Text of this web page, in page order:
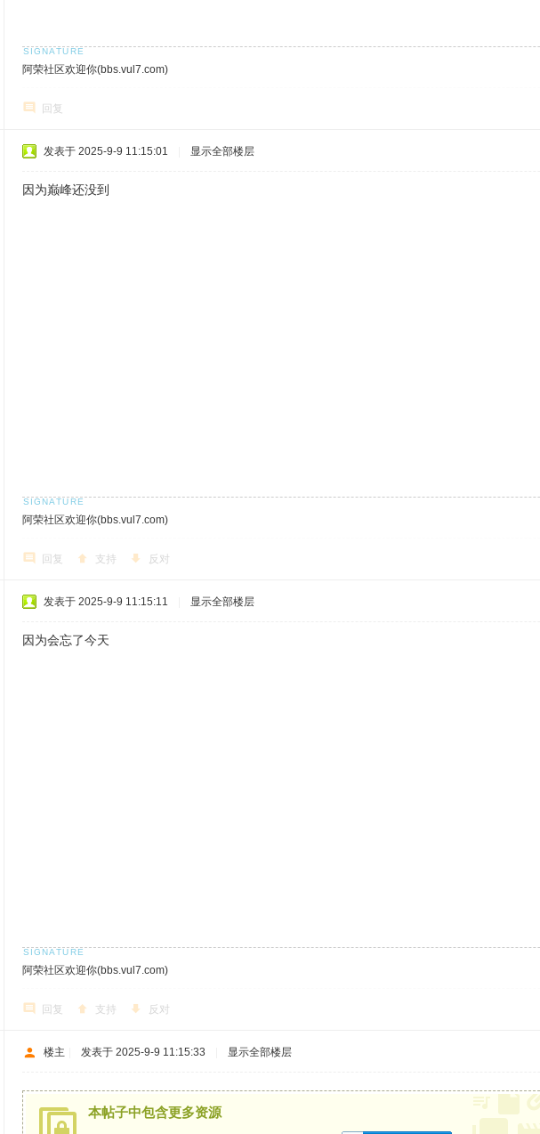
阿荣社区欢迎你(bbs.vul7.com)
回复
发表于 2025-9-9 11:15:01 显示全部楼层
因为巅峰还没到
阿荣社区欢迎你(bbs.vul7.com)
回复 支持 反对
发表于 2025-9-9 11:15:11 显示全部楼层
因为会忘了今天
阿荣社区欢迎你(bbs.vul7.com)
回复 支持 反对
楼主 发表于 2025-9-9 11:15:33 显示全部楼层
本帖子中包含更多资源